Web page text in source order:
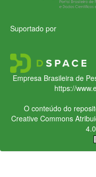
Suportado por
Empresa Brasileira de
https://
O conteúdo do
Creative Commons